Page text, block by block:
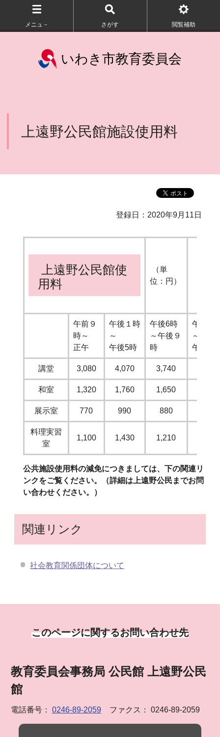
メニュ－ さがす 閲覧補助
いわき市教育委員会
上遠野公民館施設使用料
登録日：2020年9月11日
上遠野公民館使
用料
（単
位：円）
午前９
時～
正午
午後１時
～
午後5時
午後6時
～午後９
時
午後６
～
午後10
講堂 3,080 4,070 3,740
和室 1,320 1,760 1,650
展示室 770 990 880
料理実習
室
1,100 1,430 1,210
公共施設使用料の減免につきましては、下の関連リ
ンクをご覧ください。（詳細は上遠野公民までお問
い合わせください。）
関連リンク
社会教育関係団体について
このページに関するお問い合わせ先
教育委員会事務局 公民館 上遠野公民
館
電話番号： 0246-89-2059 ファクス： 0246-89-2059